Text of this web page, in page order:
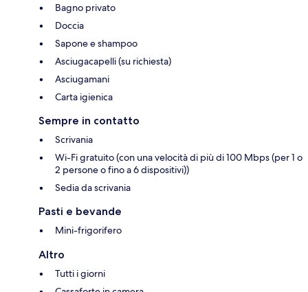
Bagno privato
Doccia
Sapone e shampoo
Asciugacapelli (su richiesta)
Asciugamani
Carta igienica
Sempre in contatto
Scrivania
Wi-Fi gratuito (con una velocità di più di 100 Mbps (per 1 o
2 persone o fino a 6 dispositivi))
Sedia da scrivania
Pasti e bevande
Mini-frigorifero
Altro
Tutti i giorni